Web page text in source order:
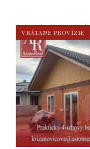
VRÁTANE PROVÍZIE